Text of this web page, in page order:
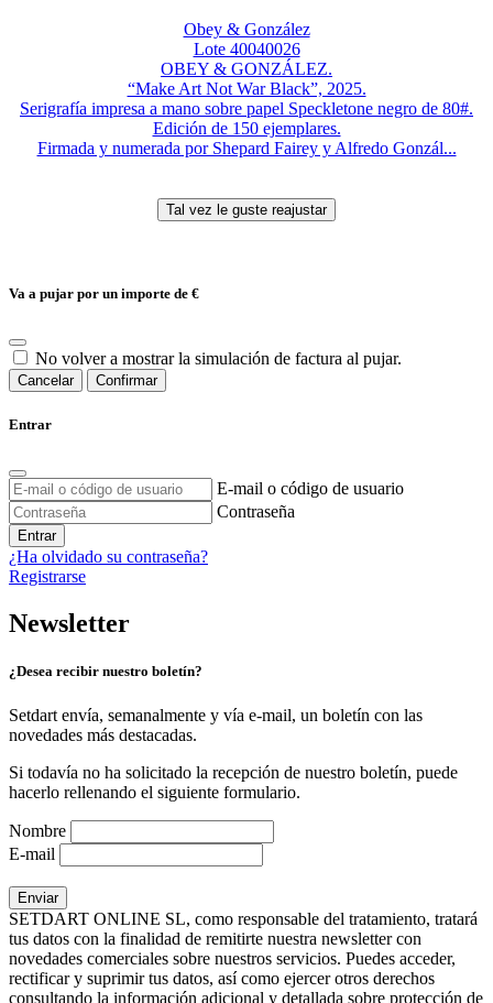
Obey & González
Lote 40040026
OBEY & GONZÁLEZ.
“Make Art Not War Black”, 2025.
Serigrafía impresa a mano sobre papel Speckletone negro de 80#.
Edición de 150 ejemplares.
Firmada y numerada por Shepard Fairey y Alfredo Gonzál...
Va a pujar por un importe de €
No volver a mostrar la simulación de factura al pujar.
Cancelar Confirmar
Entrar
E-mail o código de usuario
Contraseña
Entrar
¿Ha olvidado su contraseña?
Registrarse
Newsletter
¿Desea recibir nuestro boletín?
Setdart envía, semanalmente y vía e-mail, un boletín con las
novedades más destacadas.
Si todavía no ha solicitado la recepción de nuestro boletín, puede
hacerlo rellenando el siguiente formulario.
Nombre
E-mail
SETDART ONLINE SL, como responsable del tratamiento, tratará
tus datos con la finalidad de remitirte nuestra newsletter con
novedades comerciales sobre nuestros servicios. Puedes acceder,
rectificar y suprimir tus datos, así como ejercer otros derechos
consultando la información adicional y detallada sobre protección de